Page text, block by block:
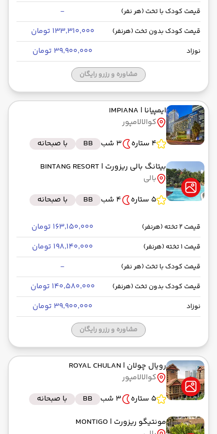
قیمت کودک با تخت (هر نفر) -
قیمت کودک بدون تخت (هرنفر) ۱۳۳٬۳۱۰٬۰۰۰ تومان
نوزاد ۳۹٬۹۰۰٬۰۰۰ تومان
مشاوره و رزرو رایگان
ایمپیانا | IMPIANA
کوالالامپور
4 ستاره
3 شب BB
با صبحانه
بیتانگ بالی ریزورت | BINTANG RESORT
بالی
5 ستاره
4 شب BB با صبحانه
قیمت 2 تخته (هرنفر) ۱۶۳٬۱۵۰٬۰۰۰ تومان
قیمت 1 تخته (هرنفر) ۱۹۸٬۱۴۰٬۰۰۰ تومان
قیمت کودک با تخت (هر نفر) -
قیمت کودک بدون تخت (هرنفر) ۱۴۰٬۵۸۰٬۰۰۰ تومان
نوزاد ۳۹٬۹۰۰٬۰۰۰ تومان
مشاوره و رزرو رایگان
رویال چولان | ROYAL CHULAN
کوالالامپور
5 ستاره
3 شب BB
با صبحانه
مونتیگو ریزورت | MONTIGO